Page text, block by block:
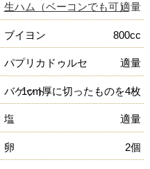
生ハム（ベーコンでも可）適量
ブイヨン 800cc
パプリカドゥルセ 適量
バケット
1cm厚に切ったものを4枚
塩 適量
卵 2個